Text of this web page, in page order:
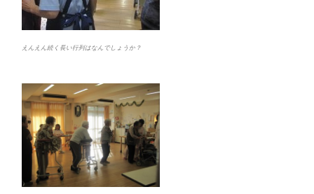
えんえん続く長い行列はなんでしょうか？